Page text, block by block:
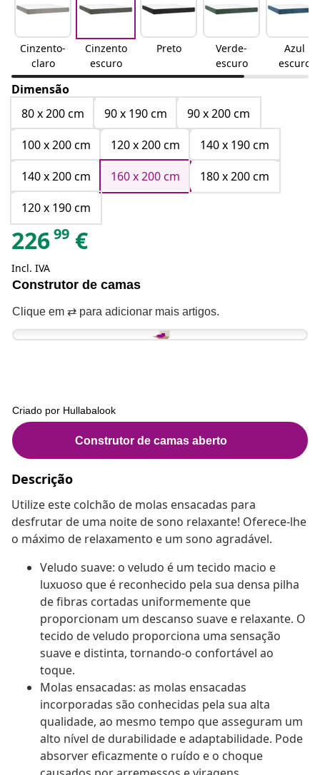
Cinzento-
claro
Cinzento
escuro
Preto
Verde-
escuro
Azul
escuro
Dimensão
80 x 200 cm
90 x 190 cm
90 x 200 cm
100 x 200 cm
120 x 200 cm
140 x 190 cm
140 x 200 cm
160 x 200 cm
180 x 200 cm
120 x 190 cm
22699 €
Incl. IVA
Descrição
Utilize este colchão de molas ensacadas para
desfrutar de uma noite de sono relaxante! Oferece-lhe
o máximo de relaxamento e um sono agradável.
Veludo suave: o veludo é um tecido macio e
luxuoso que é reconhecido pela sua densa pilha
de fibras cortadas uniformemente que
proporcionam um descanso suave e relaxante. O
tecido de veludo proporciona uma sensação
suave e distinta, tornando-o confortável ao
toque.
Molas ensacadas: as molas ensacadas
incorporadas são conhecidas pela sua alta
qualidade, ao mesmo tempo que asseguram um
alto nível de durabilidade e adaptabilidade. Pode
absorver eficazmente o ruído e o choque